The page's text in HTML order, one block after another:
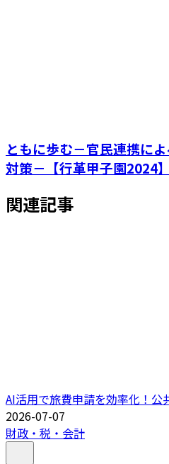
ともに歩む－官民連携に
対策－【行革甲子園2024】
関連記事
AI活用で旅費申請を効率化！公
2026-07-07
財政・税・会計